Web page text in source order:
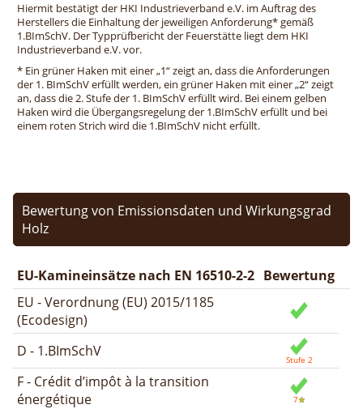
Hiermit bestätigt der HKI Industrieverband e.V. im Auftrag des
Herstellers die Einhaltung der jeweiligen Anforderung* gemäß
1.BImSchV. Der Typprüfbericht der Feuerstätte liegt dem HKI
Industrieverband e.V. vor.
* Ein grüner Haken mit einer „1“ zeigt an, dass die Anforderungen
der 1. BImSchV erfüllt werden, ein grüner Haken mit einer „2“ zeigt
an, dass die 2. Stufe der 1. BImSchV erfüllt wird. Bei einem gelben
Haken wird die Übergangsregelung der 1.BImSchV erfüllt und bei
einem roten Strich wird die 1.BImSchV nicht erfüllt.
Bewertung von Emissionsdaten und Wirkungsgrad
Holz
EU-Kamineinsätze nach EN 16510-2-2 Bewertung
EU - Verordnung (EU) 2015/1185
(Ecodesign)
D - 1.BImSchV
F - Crédit d’impôt à la transition
énergétique